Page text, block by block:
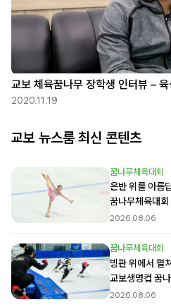
교보 체육꿈나무 장학생 인터뷰 –
2020.11.19
교보 뉴스룸 최신 콘텐츠
꿈나무체육대회
은반 위를 아름
꿈나무체육대
2026.08.06
꿈나무체육대회
빙판 위에서 펼
교보생명컵 꿈
2026.08.06